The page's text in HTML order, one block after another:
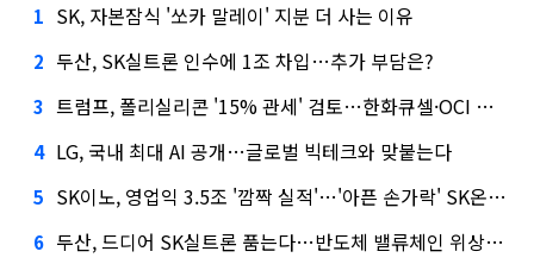
1 SK, 자본잠식 '쏘카 말레이' 지분 더 사는 이유
2 두산, SK실트론 인수에 1조 차입…추가 부담은?
3 트럼프, 폴리실리콘 '15% 관세' 검토…한화큐셀·OCI 영향은?
4 LG, 국내 최대 AI 공개…글로벌 빅테크와 맞붙는다
5 SK이노, 영업익 3.5조 '깜짝 실적'…'아픈 손가락' SK온의 반전
6 두산, 드디어 SK실트론 품는다…반도체 밸류체인 위상 강화